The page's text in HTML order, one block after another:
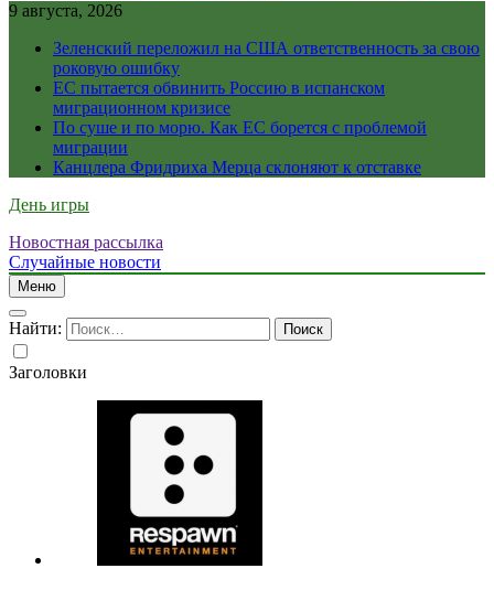
9 августа, 2026
Зеленский переложил на США ответственность за свою
роковую ошибку
ЕС пытается обвинить Россию в испанском
миграционном кризисе
По суше и по морю. Как ЕС борется с проблемой
миграции
Канцлера Фридриха Мерца склоняют к отставке
День игры
Новостная рассылка
Случайные новости
Меню
Найти:
Заголовки